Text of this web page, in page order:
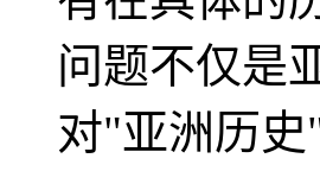
问题不仅是
对"亚洲历